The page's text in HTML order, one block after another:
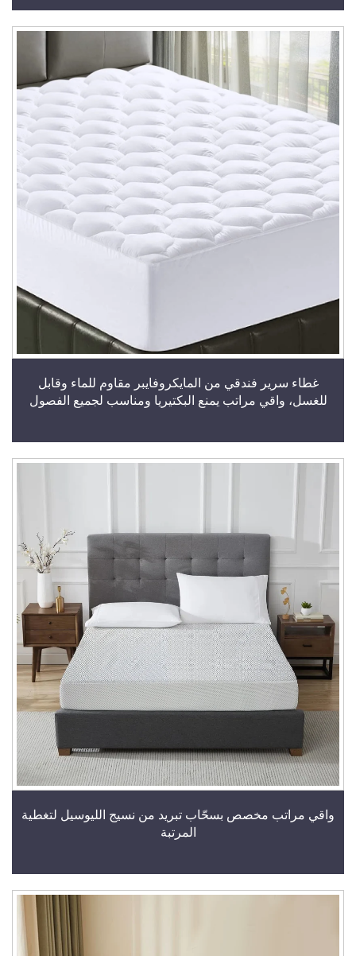
غطاء سرير فندقي من المايكروفايبر مقاوم للماء وقابل
للغسل، واقي مراتب يمنع البكتيريا ومناسب لجميع الفصول
واقي مراتب مخصص بسحّاب تبريد من نسيج الليوسيل لتغطية
المرتبة